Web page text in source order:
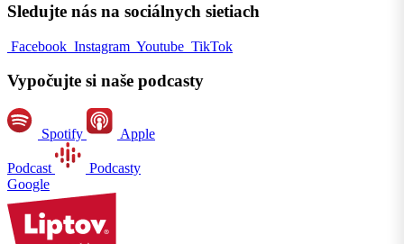
Sledujte nás na sociálnych sietiach
Facebook Instagram Youtube TikTok
Vypočujte si naše podcasty
Spotify Apple
Podcast
Podcasty
Google